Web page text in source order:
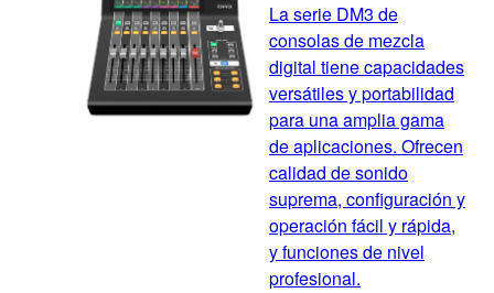
La serie DM3 de
consolas de mezcla
digital tiene capacidades
versátiles y portabilidad
para una amplia gama
de aplicaciones. Ofrecen
calidad de sonido
suprema, configuración y
operación fácil y rápida,
y funciones de nivel
profesional.